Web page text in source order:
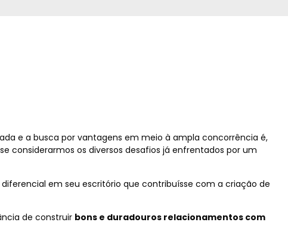
e a busca por vantagens em meio à ampla concorrência é,
considerarmos os diversos desafios já enfrentados por um
em seu escritório que contribuísse com a criação de
de construir bons e duradouros relacionamentos com